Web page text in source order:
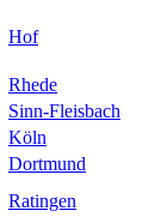
Hof
Rhede
Sinn-Fleisbach
Köln
Dortmund
Ratingen